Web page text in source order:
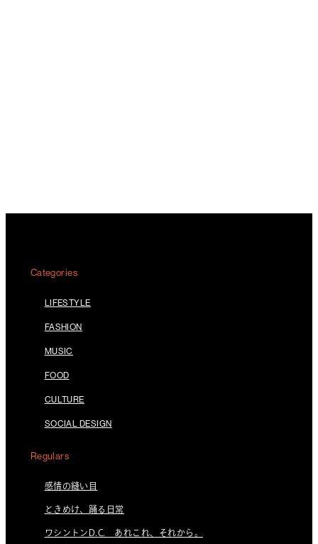
Categories
LIFESTYLE
FASHION
MUSIC
FOOD
CULTURE
SOCIAL DESIGN
Regulars
感情の縫い目
ときめけ、踊る日常
ワシントンD.C. あれこれ、それから。